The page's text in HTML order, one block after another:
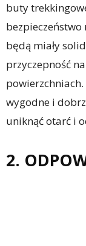
buty
będą miały
przyczepność
wygodne i
uniknąć otarć i
2.